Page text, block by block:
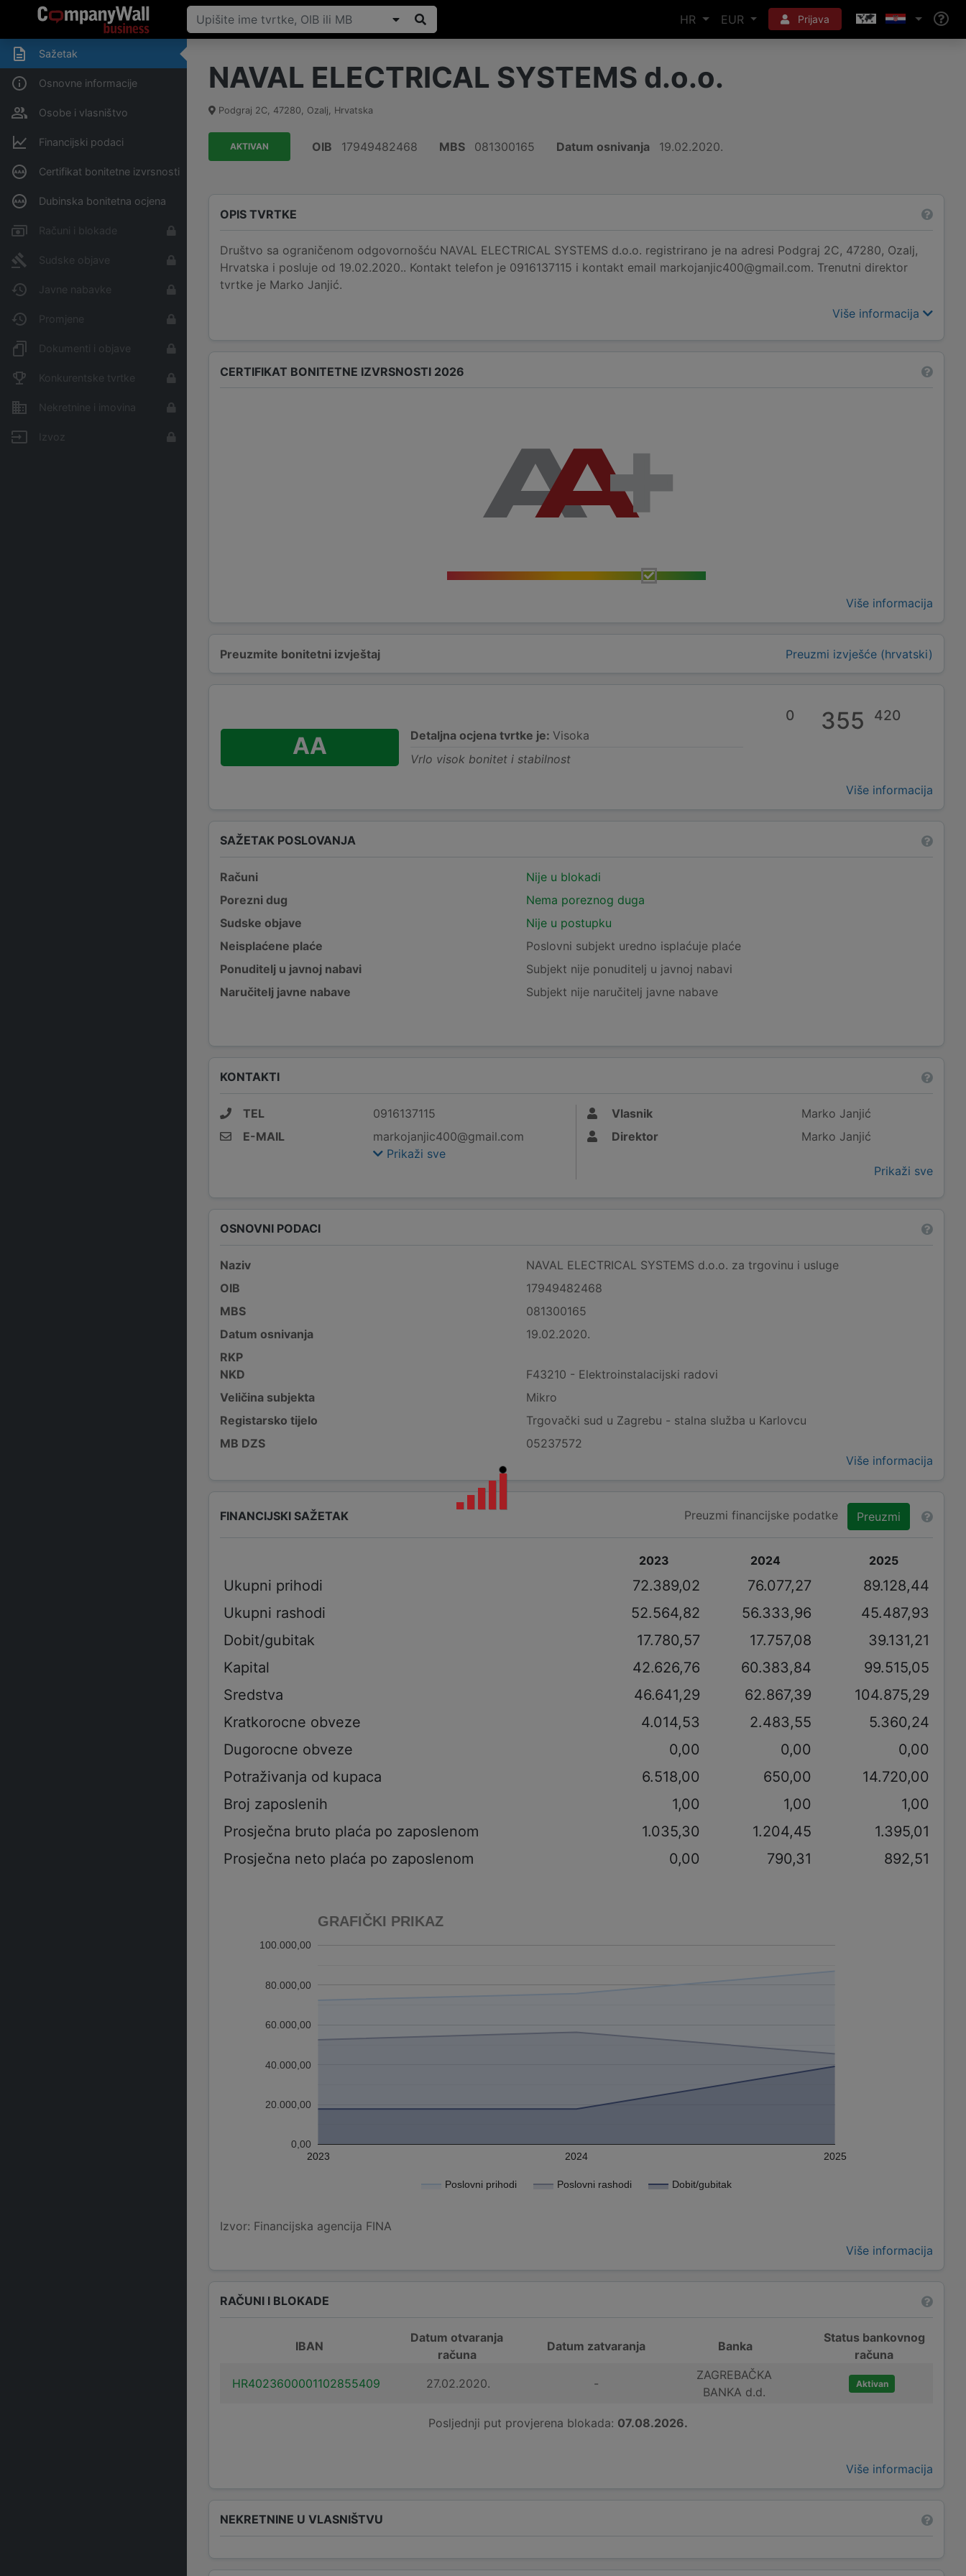
HR EUR Prijava
Sažetak
Osnovne informacije
Osobe i vlasništvo
Financijski podaci
Certifikat bonitetne izvrsnosti
Dubinska bonitetna ocjena
Računi i blokade
Sudske objave
Javne nabavke
Promjene
Dokumenti i objave
Konkurentske tvrtke
Nekretnine i imovina
Izvoz
NAVAL ELECTRICAL SYSTEMS d.o.o.
Podgraj 2C, 47280, Ozalj, Hrvatska
AKTIVAN OIB 17949482468 MBS 081300165 Datum osnivanja 19.02.2020.
OPIS TVRTKE
Društvo sa ograničenom odgovornošću NAVAL ELECTRICAL SYSTEMS d.o.o. registrirano je na adresi Podgraj 2C, 47280, Ozalj,
Hrvatska i posluje od 19.02.2020.. Kontakt telefon je 0916137115 i kontakt email markojanjic400@gmail.com. Trenutni direktor
tvrtke je Marko Janjić.
Više informacija
CERTIFIKAT BONITETNE IZVRSNOSTI 2026
Više informacija
Preuzmite bonitetni izvještaj Preuzmi izvješće (hrvatski)
AA Detaljna ocjena tvrtke je: Visoka
Vrlo visok bonitet i stabilnost
0 355 420
Više informacija
SAŽETAK POSLOVANJA
Računi
Nije u blokadi
Porezni dug
Nema poreznog duga
Sudske objave
Nije u postupku
Neisplaćene plaće
Poslovni subjekt uredno isplaćuje plaće
Ponuditelj u javnoj nabavi
Subjekt nije ponuditelj u javnoj nabavi
Naručitelj javne nabave
Subjekt nije naručitelj javne nabave
KONTAKTI
TEL
0916137115
E-MAIL
markojanjic400@gmail.com
Prikaži sve
Vlasnik
Marko Janjić
Direktor
Marko Janjić
Prikaži sve
OSNOVNI PODACI
Naziv
NAVAL ELECTRICAL SYSTEMS d.o.o. za trgovinu i usluge
OIB
17949482468
MBS
081300165
Datum osnivanja
19.02.2020.
RKP
NKD
F43210 - Elektroinstalacijski radovi
Veličina subjekta
Mikro
Registarsko tijelo
Trgovački sud u Zagrebu - stalna služba u Karlovcu
MB DZS
05237572
Više informacija
FINANCIJSKI SAŽETAK Preuzmi financijske podatke Preuzmi
2023 2024 2025
Ukupni prihodi 72.389,02 76.077,27
89.128,44
Ukupni rashodi
52.564,82 56.333,96
45.487,93
Dobit/gubitak
17.780,57 17.757,08
39.131,21
Kapital
42.626,76 60.383,84
99.515,05
Sredstva
46.641,29 62.867,39
104.875,29
Kratkorocne obveze
4.014,53 2.483,55
5.360,24
Dugorocne obveze
0,00 0,00
0,00
Potraživanja od kupaca
6.518,00 650,00
14.720,00
Broj zaposlenih
1,00 1,00
1,00
Prosječna bruto plaća po zaposlenom
1.035,30 1.204,45
1.395,01
Prosječna neto plaća po zaposlenom
0,00 790,31 892,51
GRAFIČKI PRIKAZ
Poslovni prihodi Poslovni rashodi Dobit/gubitak
2023 2024 2025
0,00
20.000,00
40.000,00
60.000,00
80.000,00
100.000,00
Izvor: Financijska agencija FINA
Više informacija
RAČUNI I BLOKADE
IBAN
Datum otvaranja
računa
Datum zatvaranja Banka
Status bankovnog
računa
HR4023600001102855409
27.02.2020. -
ZAGREBAČKA
BANKA d.d.
Aktivan
Posljednji put provjerena blokada: 07.08.2026.
Više informacija
NEKRETNINE U VLASNIŠTVU